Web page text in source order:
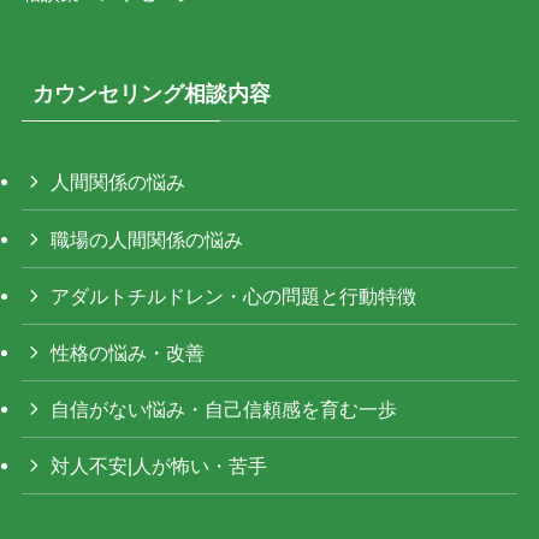
カウンセリング相談内容
人間関係の悩み
職場の人間関係の悩み
アダルトチルドレン・心の問題と行動特徴
性格の悩み・改善
自信がない悩み・自己信頼感を育む一歩
対人不安|人が怖い・苦手